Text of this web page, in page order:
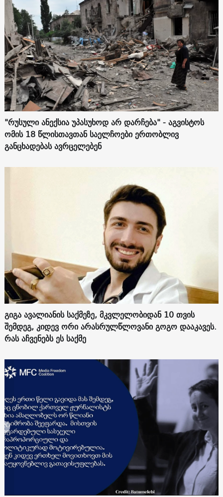
"რუსული ანექსია უპასუხოდ არ დარჩება" - აგვისტოს
ომის 18 წლისთავთან საელჩოები ერთობლივ
განცხადებას ავრცელებენ
გიგა ავალიანის საქმეზე, მკვლელობიდან 10 თვის
შემდეგ, კიდევ ორი არასრულწლოვანი გოგო დააკავეს.
რას აჩვენებს ეს საქმე